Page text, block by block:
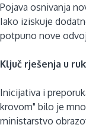
Pojava osnivanja
Iako iziskuje
potpuno nove
Ključ rješenja u
Inicijativa i
krovom" bilo je
ministarstvo